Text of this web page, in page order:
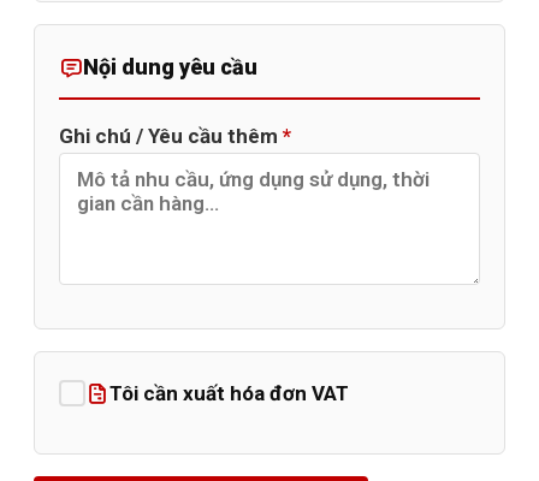
Nội dung yêu cầu
Ghi chú / Yêu cầu thêm *
Tôi cần xuất hóa đơn VAT